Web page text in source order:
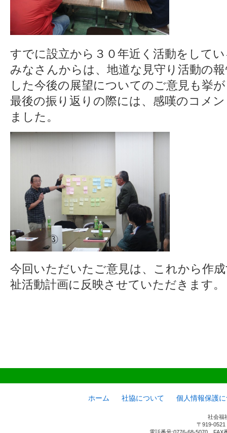
すでに設立から３０年近く活動をして
みなさんからは、地道な見守り活動の
した今後の展望についてのご意見も挙
最後の振り返りの際には、感嘆のコメ
ました。
今回いただいたご意見は、これから作
祉活動計画に反映させていただきます。
ホーム 社協について 個人情報保護
社会福
〒919-